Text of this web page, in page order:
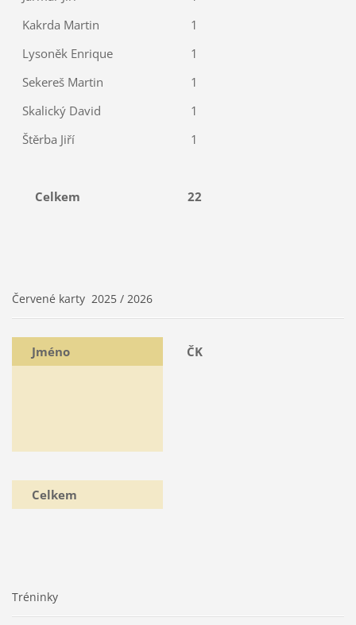
Kakrda Martin
1
Lysoněk Enrique
1
Sekereš Martin
1
Skalický David
1
Štěrba Jiří
1
Celkem 22
Červené karty 2025 / 2026
Jméno ČK
Celkem
Tréninky